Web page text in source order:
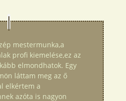
mestermunka,a
profi kiemelése,ez az
elmondhatok. Egy
láttam meg az ő
elkértem a
azóta is nagyon